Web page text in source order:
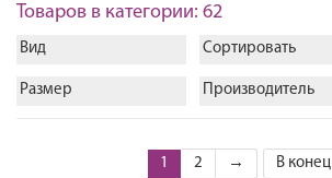
Товаров в категории: 62
Вид Сортировать
Размер Производитель
1 2 → В конец